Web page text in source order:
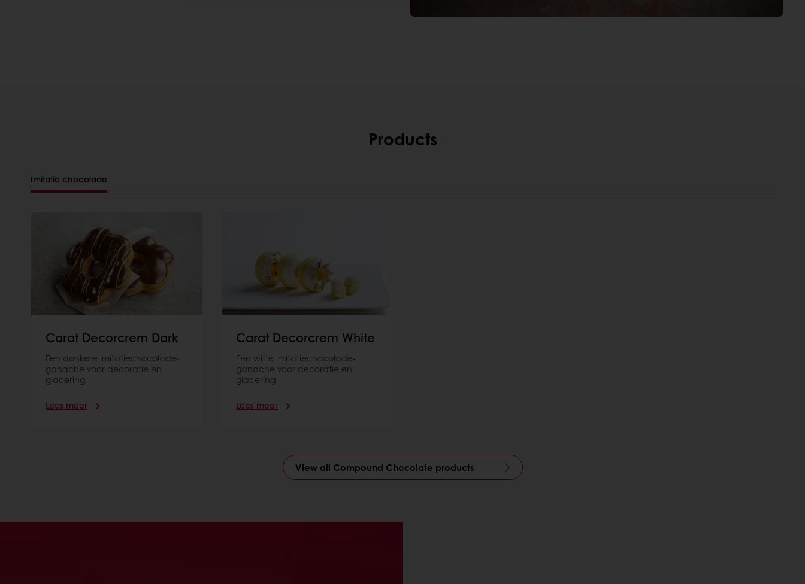
Products
Imitatie chocolade
Carat Decorcrem Dark
Een donkere imitatiechocolade-
ganache voor decoratie en
glacering.
Lees meer
Carat Decorcrem White
Een witte imitatiechocolade-
ganache voor decoratie en
glacering.
Lees meer
View all Compound Chocolate products